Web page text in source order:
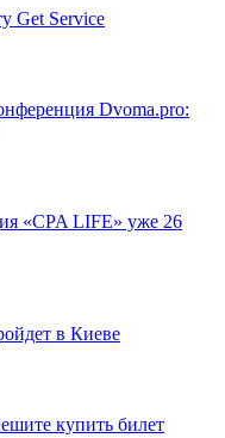
Get Service
Dvoma.pro:
«CPA LIFE» уже 26
в Киеве
купить билет